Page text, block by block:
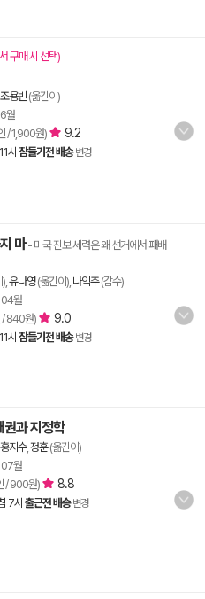
구매 시 선택)
조용빈 (옮긴이)
월
/ 1,900원) 9.2
시 잠들기전 배송 변경
마- 미국 진보 세력은 왜 선거에서 패배
유나영(옮긴이), 나익주(감수)
월
/ 840원) 9.0
시 잠들기전 배송 변경
권과 지정학
홍지수, 정훈(옮긴이)
월
/ 900원) 8.8
7시 출근전 배송 변경